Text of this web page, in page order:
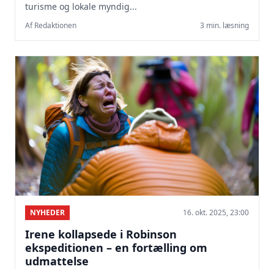
turisme og lokale myndig...
Af Redaktionen 3 min. læsning
NYHEDER 16. okt. 2025, 23:00
Irene kollapsede i Robinson
ekspeditionen – en fortælling om
udmattelse